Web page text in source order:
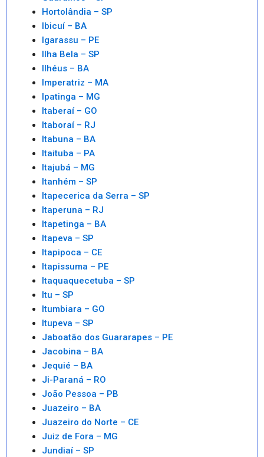
Hortolândia – SP
Ibicuí – BA
Igarassu – PE
Ilha Bela – SP
Ilhéus – BA
Imperatriz – MA
Ipatinga – MG
Itaberaí – GO
Itaboraí – RJ
Itabuna – BA
Itaituba – PA
Itajubá – MG
Itanhém – SP
Itapecerica da Serra – SP
Itaperuna – RJ
Itapetinga – BA
Itapeva – SP
Itapipoca – CE
Itapissuma – PE
Itaquaquecetuba – SP
Itu – SP
Itumbiara – GO
Itupeva – SP
Jaboatão dos Guararapes – PE
Jacobina – BA
Jequié – BA
Ji-Paraná – RO
João Pessoa – PB
Juazeiro – BA
Juazeiro do Norte – CE
Juiz de Fora – MG
Jundiaí – SP